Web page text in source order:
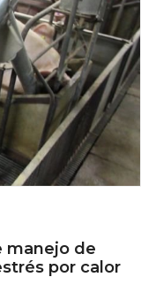
manejo de
por calor